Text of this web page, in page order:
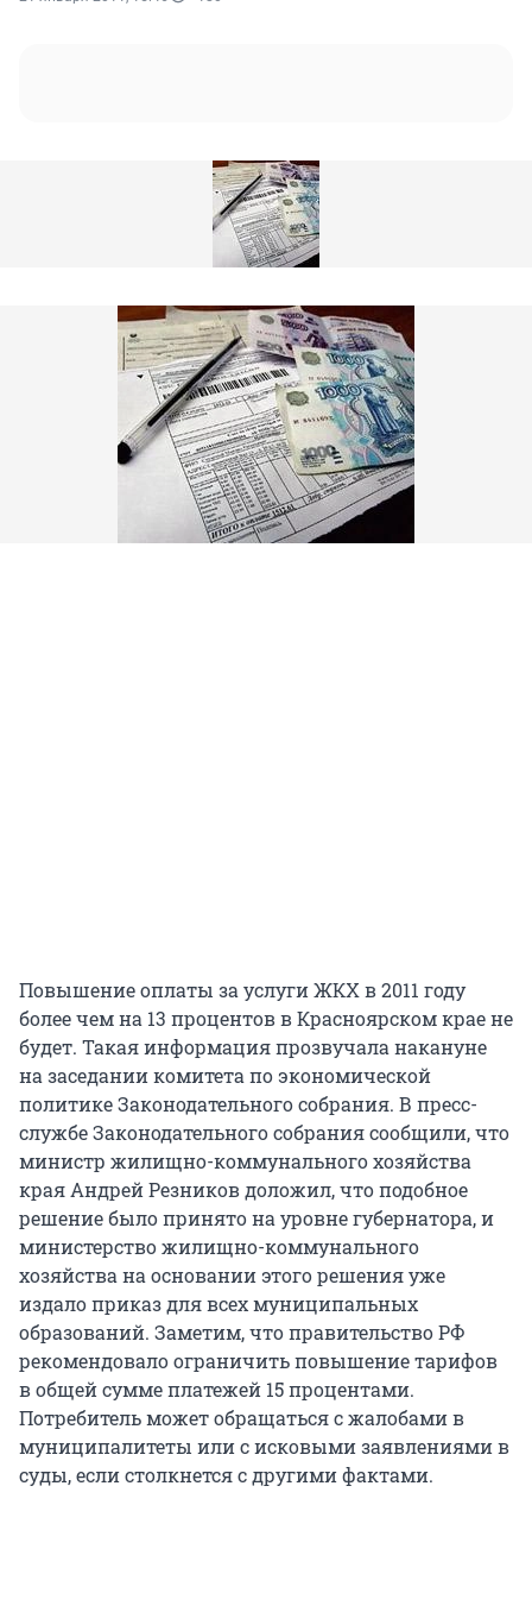
Повышение оплаты за услуги ЖКХ в 2011 году
более чем на 13 процентов в Красноярском крае не
будет. Такая информация прозвучала накануне
на заседании комитета по экономической
политике Законодательного собрания. В пресс-
службе Законодательного собрания сообщили, что
министр жилищно-коммунального хозяйства
края Андрей Резников доложил, что подобное
решение было принято на уровне губернатора, и
министерство жилищно-коммунального
хозяйства на основании этого решения уже
издало приказ для всех муниципальных
образований. Заметим, что правительство РФ
рекомендовало ограничить повышение тарифов
в общей сумме платежей 15 процентами.
Потребитель может обращаться с жалобами в
муниципалитеты или с исковыми заявлениями в
суды, если столкнется с другими фактами.